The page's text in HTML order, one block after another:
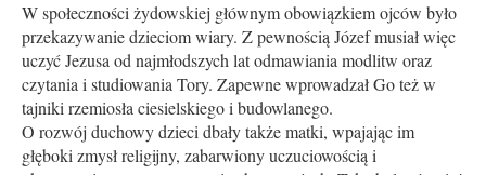
W społeczności żydowskiej głównym obowiązkiem ojców było
przekazywanie dzieciom wiary. Z pewnością Józef musiał więc
uczyć Jezusa od najmłodszych lat odmawiania modlitw oraz
czytania i studiowania Tory. Zapewne wprowadzał Go też w
tajniki rzemiosła ciesielskiego i budowlanego.
O rozwój duchowy dzieci dbały także matki, wpajając im
głęboki zmysł religijny, zabarwiony uczuciowością i